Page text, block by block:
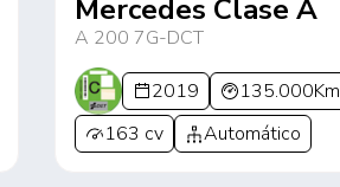
Mercedes Clase A
A 200 7G-DCT
2019 135.000Km
163 cv
Automático